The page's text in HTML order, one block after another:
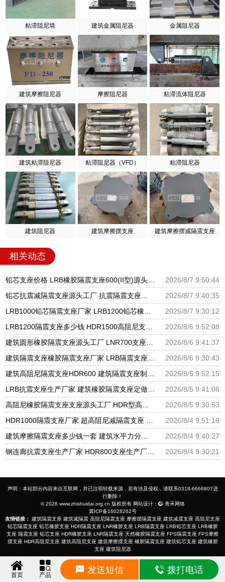
粘滞阻尼墙 建筑金属阻尼器 金属阻尼器
建筑摩擦阻尼器 摩擦阻尼器 粘滞流体阻尼器
建筑粘滞阻尼器 粘滞阻尼器（VFD） 粘滞阻尼器
建筑阻尼器 建筑摩擦摆支座 建筑摩擦摆减隔震支座
相关动态
2026/8/7 9:50:44
2026/8/7 9:40:35
2026/8/7 9:30:12
2026/8/6 9:52:08
2026/8/6 9:41:37
2026/8/6 9:30:43
2026/8/5 9:52:15
2026/8/5 9:41:06
2026/8/5 9:30:53
2026/8/4 9:51:16
2026/8/4 9:40:27
2026/8/4 9:30:21
首页 产品 发送短信 拨打电话
声明：本站部分内容来自互联网，并已注明转载来源，若有涉及侵权，请联系0318-6666807进
行删除！
© 2026 www.zhishuidai.org.cn 版权所有 网站设计：
青禾网络
冀ICP备16028262号
友情链接：
建筑隔震支座 建筑减隔震 高阻尼隔震支座 摩擦摆隔震支座 建筑减震支座 高阻尼支座
铅芯隔震支座 铅芯橡胶支座 HDR隔震支座 LNR橡胶支座 LRB隔震支座 LRB铅芯支座 LRB橡胶
支座 隔震支座 铅芯支座 HDR橡胶支座 LNR隔震支座 天然橡胶隔震支座 FPS隔震支座 FPS摩擦
摆支座 HDR高阻尼支座 建筑高阻尼支座 建筑摩擦摆支座 橡胶隔震支座 建筑铅芯支座 建筑橡胶
支座 建筑阻尼器